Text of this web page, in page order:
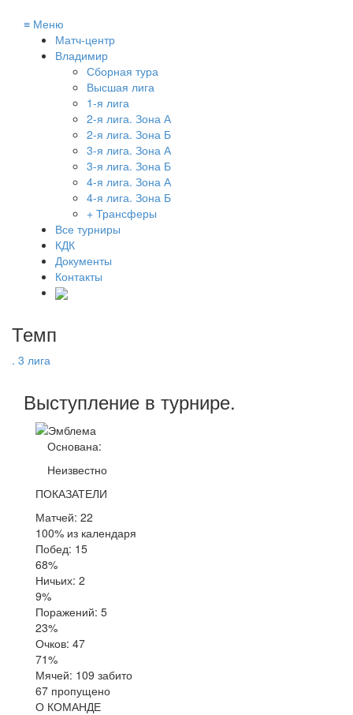
≡ Меню
Матч-центр
Владимир
Сборная тура
Высшая лига
1-я лига
2-я лига. Зона А
2-я лига. Зона Б
3-я лига. Зона А
3-я лига. Зона Б
4-я лига. Зона А
4-я лига. Зона Б
+ Трансферы
Все турниры
КДК
Документы
Контакты
Темп
. 3 лига
Выступление в турнире.
Основана:
Неизвестно
ПОКАЗАТЕЛИ
Матчей: 22
100% из календаря
Побед: 15
68%
Ничьих: 2
9%
Поражений: 5
23%
Очков: 47
71%
Мячей: 109 забито
67 пропущено
О КОМАНДЕ